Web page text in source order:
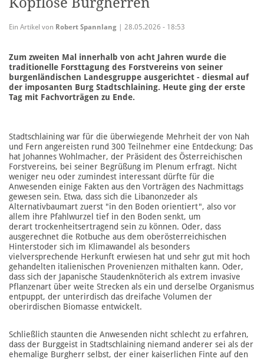
Ein Artikel von Robert Spannlang | 28.05.2026 - 18:53
Zum zweiten Mal innerhalb von acht Jahren wurde die
traditionelle Forsttagung des Forstvereins von seiner
burgenländischen Landesgruppe ausgerichtet - diesmal auf
der imposanten Burg Stadtschlaining. Heute ging der erste
Tag mit Fachvorträgen zu Ende.
Stadtschlaining war für die überwiegende Mehrheit der von Nah
und Fern angereisten rund 300 Teilnehmer eine Entdeckung: Das
hat Johannes Wohlmacher, der Präsident des Österreichischen
Forstvereins, bei seiner Begrüßung im Plenum erfragt. Nicht
weniger neu oder zumindest interessant dürfte für die
Anwesenden einige Fakten aus den Vorträgen des Nachmittags
gewesen sein. Etwa, dass sich die Libanonzeder als
Alternativbaumart zuerst "in den Boden orientiert", also vor
allem ihre Pfahlwurzel tief in den Boden senkt, um
derart trockenheitsertragend sein zu können. Oder, dass
ausgerechnet die Rotbuche aus dem oberösterreichischen
Hinterstoder sich im Klimawandel als besonders
vielversprechende Herkunft erwiesen hat und sehr gut mit hoch
gehandelten italienischen Provenienzen mithalten kann. Oder,
dass sich der Japanische Staudenknöterich als extrem invasive
Pflanzenart über weite Strecken als ein und derselbe Organismus
entpuppt, der unterirdisch das dreifache Volumen der
oberirdischen Biomasse entwickelt.
Schließlich staunten die Anwesenden nicht schlecht zu erfahren,
dass der Burggeist in Stadtschlaining niemand anderer sei als der
ehemalige Burgherr selbst, der einer kaiserlichen Finte auf den